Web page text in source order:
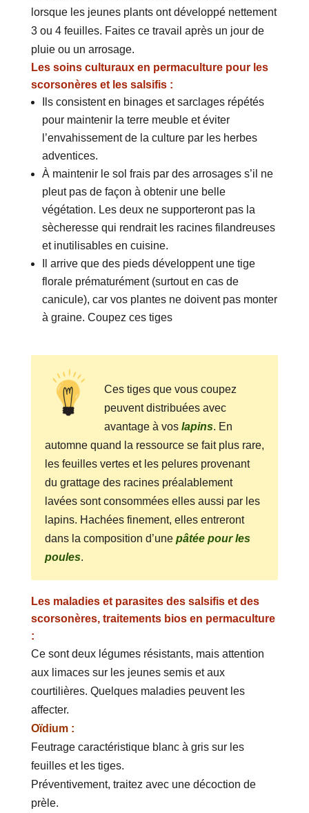
lorsque les jeunes plants ont développé nettement
3 ou 4 feuilles. Faites ce travail après un jour de
pluie ou un arrosage.
Les soins culturaux en permaculture pour les
scorsonères et les salsifis :
Ils consistent en binages et sarclages répétés
pour maintenir la terre meuble et éviter
l’envahissement de la culture par les herbes
adventices.
À maintenir le sol frais par des arrosages s’il ne
pleut pas de façon à obtenir une belle
végétation. Les deux ne supporteront pas la
sècheresse qui rendrait les racines filandreuses
et inutilisables en cuisine.
Il arrive que des pieds développent une tige
florale prématurément (surtout en cas de
canicule), car vos plantes ne doivent pas monter
à graine. Coupez ces tiges
Ces tiges que vous coupez
peuvent distribuées avec
avantage à vos lapins. En
automne quand la ressource se fait plus rare,
les feuilles vertes et les pelures provenant
du grattage des racines préalablement
lavées sont consommées elles aussi par les
lapins. Hachées finement, elles entreront
dans la composition d’une pâtée pour les
poules.
Les maladies et parasites des salsifis et des
scorsonères, traitements bios en permaculture
:
Ce sont deux légumes résistants, mais attention
aux limaces sur les jeunes semis et aux
courtilières. Quelques maladies peuvent les
affecter.
Oïdium :
Feutrage caractéristique blanc à gris sur les
feuilles et les tiges.
Préventivement, traitez avec une décoction de
prèle.